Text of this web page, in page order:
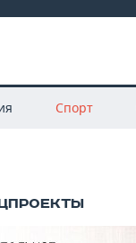
Спорт